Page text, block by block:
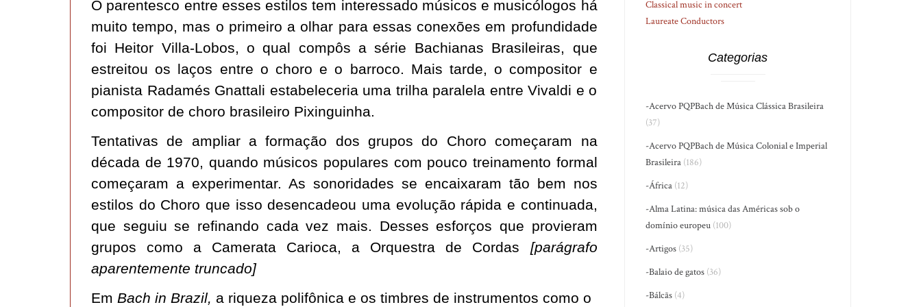
O parentesco entre esses estilos tem interessado músicos e musicólogos há
muito tempo, mas o primeiro a olhar para essas conexões em profundidade
foi Heitor Villa-Lobos, o qual compôs a série Bachianas Brasileiras, que
estreitou os laços entre o choro e o barroco. Mais tarde, o compositor e
pianista Radamés Gnattali estabeleceria uma trilha paralela entre Vivaldi e o
compositor de choro brasileiro Pixinguinha.
Tentativas de ampliar a formação dos grupos do Choro começaram na
década de 1970, quando músicos populares com pouco treinamento formal
começaram a experimentar. As sonoridades se encaixaram tão bem nos
estilos do Choro que isso desencadeou uma evolução rápida e continuada,
que seguiu se refinando cada vez mais. Desses esforços que provieram
grupos como a Camerata Carioca, a Orquestra de Cordas [parágrafo
aparentemente truncado]
Em Bach in Brazil, a riqueza polifônica e os timbres de instrumentos como o
Classical music in concert
Laureate Conductors
Categorias
-Acervo PQPBach de Música Clássica Brasileira
(37)
-Acervo PQPBach de Música Colonial e Imperial
Brasileira (186)
-África (12)
-Alma Latina: música das Américas sob o
domínio europeu (100)
-Artigos (35)
-Balaio de gatos (36)
-Bálcãs (4)